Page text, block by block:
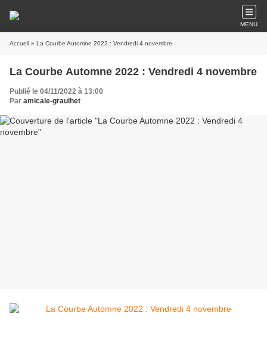
MENU
Accueil » La Courbe Automne 2022 : Vendredi 4 novembre
La Courbe Automne 2022 : Vendredi 4 novembre
Publié le 04/11/2022 à 13:00
Par amicale-graulhet